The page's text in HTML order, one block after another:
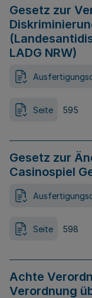
Gesetz zur
LADG NRW)
Seite 595
Gesetz zur
Casinospiel
Seite 598
Achte
Verordnung